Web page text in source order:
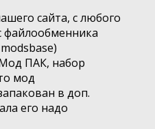
сайта, с любого
файлообменника
ПАК, набор
мод
в доп.
его надо